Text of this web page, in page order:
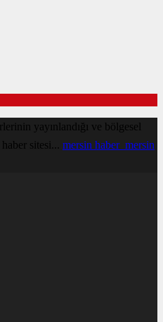
yayınlandığı ve bölgesel
sitesi... mersin haber mersin